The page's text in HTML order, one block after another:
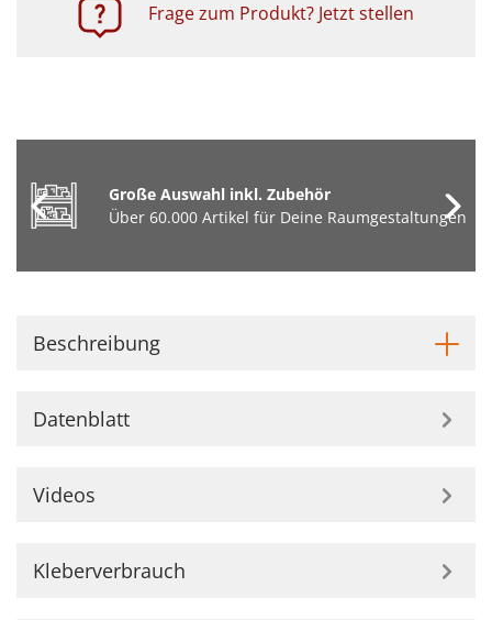
Frage zum Produkt? Jetzt stellen
Große Auswahl inkl. Zubehör
Über 60.000 Artikel für Deine Raumgestaltungen
Beschreibung
Datenblatt
Videos
Kleberverbrauch